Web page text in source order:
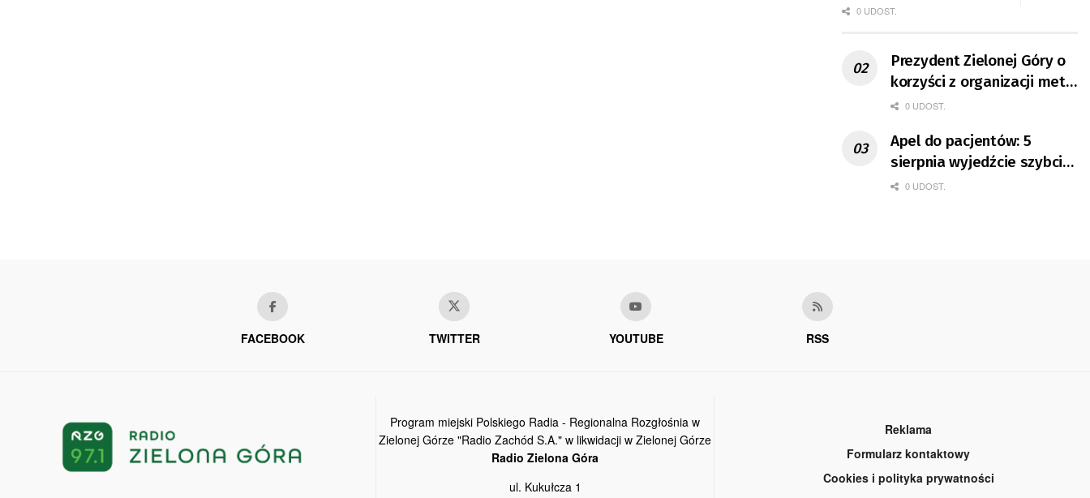
zmiany w organizacji
0 UDOST.
Prezydent Zielonej Góry o
korzyści z organizacji mety
Tour de Pologne
0 UDOST.
Apel do pacjentów: 5
sierpnia wyjedźcie szybciej
z domów
0 UDOST.
FACEBOOK TWITTER YOUTUBE RSS
Program miejski Polskiego Radia - Regionalna Rozgłośnia w
Zielonej Górze "Radio Zachód S.A." w likwidacji w Zielonej Górze
Radio Zielona Góra
ul. Kukułcza 1
Reklama
Formularz kontaktowy
Cookies i polityka prywatności